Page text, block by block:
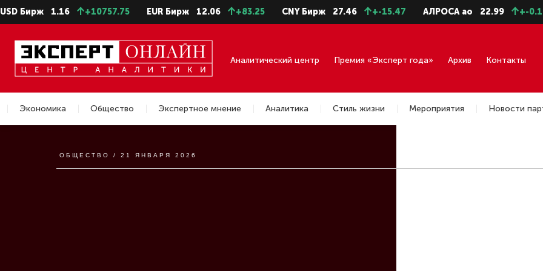
USD Бирж 1.16 +10757.75 EUR Бирж 12.06 +83.25 CNY Бирж 27.46 +-15.47 АЛРОСА ао 22.99 +-
Аналитический центр Премия «Эксперт года» Архив Контакты
Экономика Общество Экспертное мнение Аналитика Стиль жизни Мероприятия Новости
ОБЩЕСТВО / 21 ЯНВАРЯ 2026